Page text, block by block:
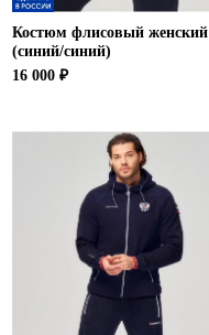
Костюм флисовый женский
(синий/синий)
16 000 ₽